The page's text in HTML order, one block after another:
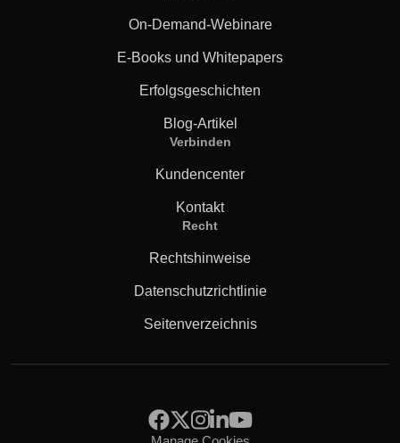
On-Demand-Webinare
E-Books und Whitepapers
Erfolgsgeschichten
Blog-Artikel
Verbinden
Kundencenter
Kontakt
Recht
Rechtshinweise
Datenschutzrichtlinie
Seitenverzeichnis